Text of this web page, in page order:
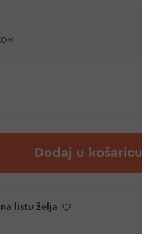
Dodaj u košaricu
listu želja